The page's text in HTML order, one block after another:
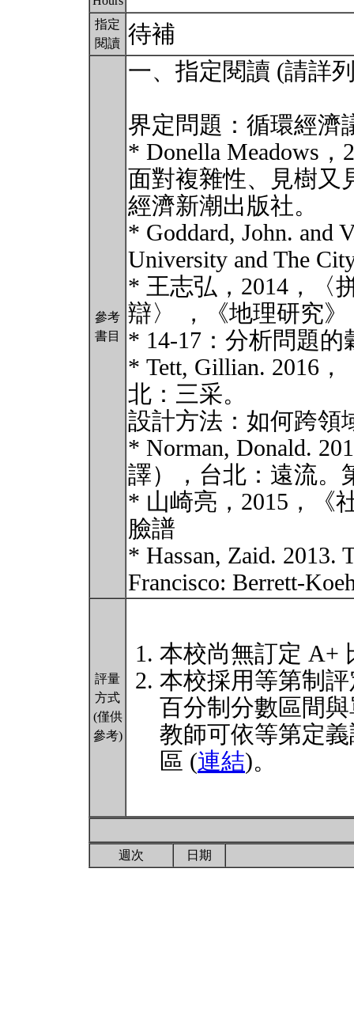
指定
閱讀 待補
參考
書目
一、指定閱讀 (請詳
界定問題：循環經濟
* Donella Meadows
面對複雜性、見樹又
經濟新潮出版社。
* Goddard, John. and
University and The
* 王志弘，2014，〈
辯〉 ，《地理研究》
* 14-17：分析問題的
* Tett, Gillian. 2016
北：三采。
設計方法：如何跨領
* Norman, Donald.
譯），台北：遠流。
* 山崎亮，2015，《
臉譜
* Hassan, Zaid. 2013.
Francisco: Berrett-
評量
方式
(僅供
參考)
本校尚無訂定 A+
本校採用等第制
百分制分數區間
教師可依等第定
區 (連結)。
週次 日期